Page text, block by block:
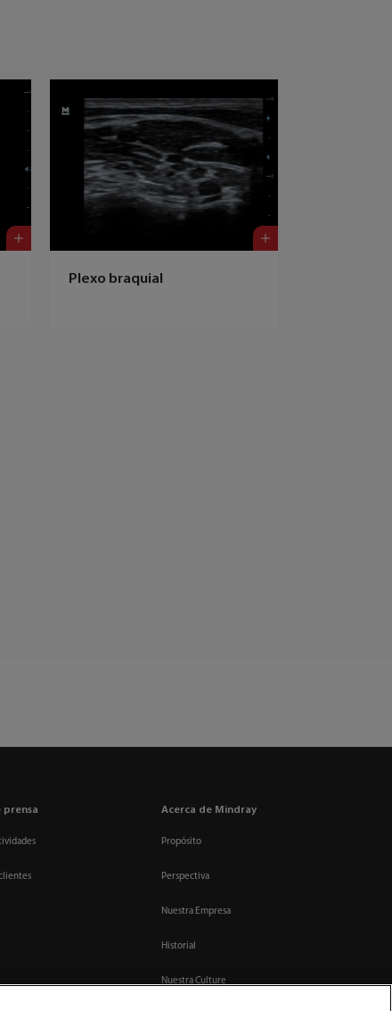
Plexo braquial
prensa Acerca de Mindray
Propósito
Perspectiva
Nuestra Empresa
Historial
Nuestra Culture